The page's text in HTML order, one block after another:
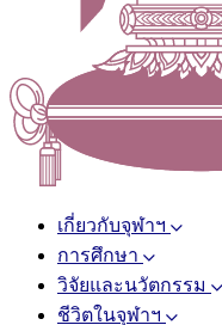
เกี่ยวกับจุฬาฯ
การศึกษา
วิจัยและนวัตกรรม
ชีวิตในจุฬาฯ